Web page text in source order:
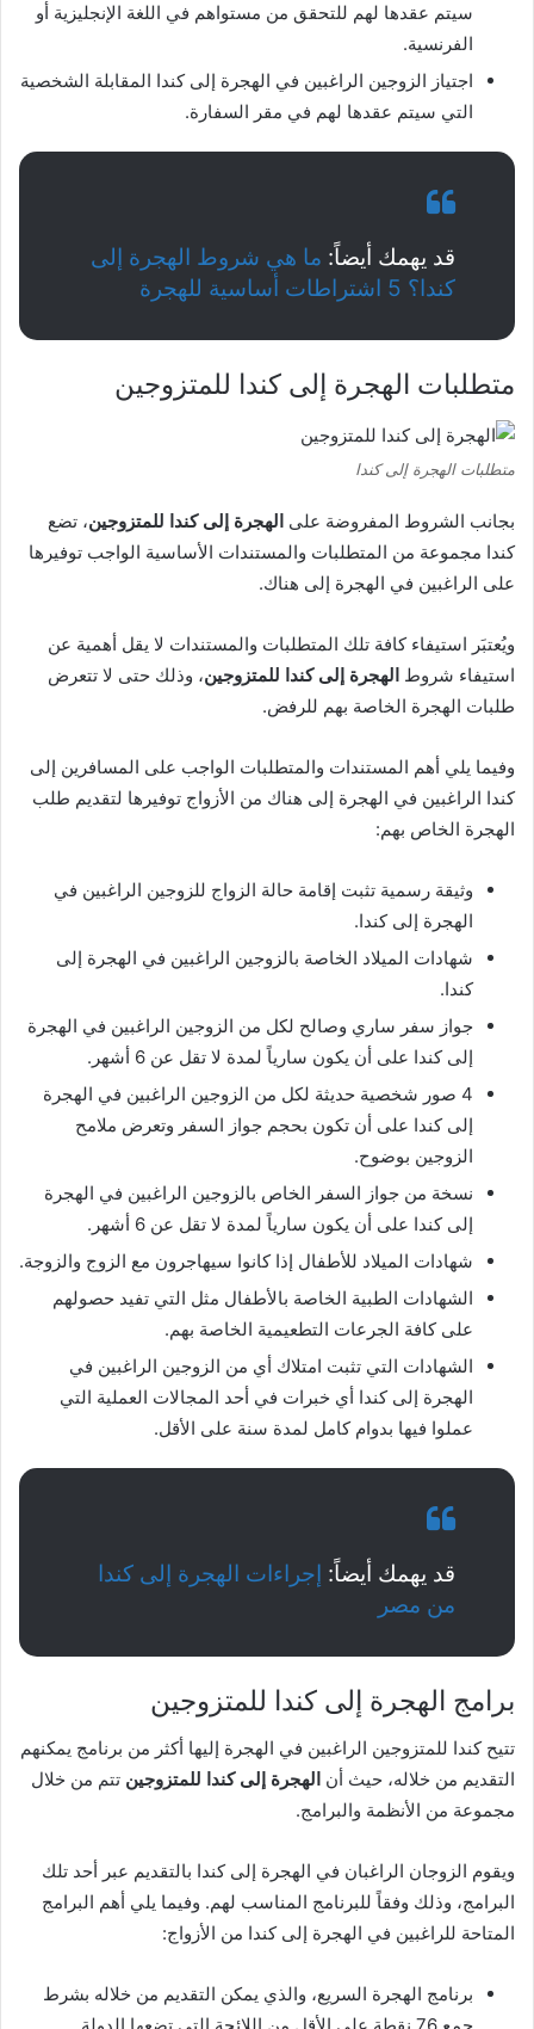
سيتم عقدها لهم للتحقق من مستواهم في اللغة الإنجليزية أو
الفرنسية.
اجتياز الزوجين الراغبين في الهجرة إلى كندا المقابلة الشخصية
التي سيتم عقدها لهم في مقر السفارة.
قد يهمك أيضاً: ما هي شروط الهجرة إلى
كندا؟ 5 اشتراطات أساسية للهجرة
متطلبات الهجرة إلى كندا للمتزوجين
متطلبات الهجرة إلى كندا
بجانب الشروط المفروضة على الهجرة إلى كندا للمتزوجين، تضع
كندا مجموعة من المتطلبات والمستندات الأساسية الواجب توفيرها
على الراغبين في الهجرة إلى هناك.
ويُعتبَر استيفاء كافة تلك المتطلبات والمستندات لا يقل أهمية عن
استيفاء شروط الهجرة إلى كندا للمتزوجين، وذلك حتى لا تتعرض
طلبات الهجرة الخاصة بهم للرفض.
وفيما يلي أهم المستندات والمتطلبات الواجب على المسافرين إلى
كندا الراغبين في الهجرة إلى هناك من الأزواج توفيرها لتقديم طلب
الهجرة الخاص بهم:
وثيقة رسمية تثبت إقامة حالة الزواج للزوجين الراغبين في
الهجرة إلى كندا.
شهادات الميلاد الخاصة بالزوجين الراغبين في الهجرة إلى
كندا.
جواز سفر ساري وصالح لكل من الزوجين الراغبين في الهجرة
إلى كندا على أن يكون سارياً لمدة لا تقل عن 6 أشهر.
4 صور شخصية حديثة لكل من الزوجين الراغبين في الهجرة
إلى كندا على أن تكون بحجم جواز السفر وتعرض ملامح
الزوجين بوضوح.
نسخة من جواز السفر الخاص بالزوجين الراغبين في الهجرة
إلى كندا على أن يكون سارياً لمدة لا تقل عن 6 أشهر.
شهادات الميلاد للأطفال إذا كانوا سيهاجرون مع الزوج والزوجة.
الشهادات الطبية الخاصة بالأطفال مثل التي تفيد حصولهم
على كافة الجرعات التطعيمية الخاصة بهم.
الشهادات التي تثبت امتلاك أي من الزوجين الراغبين في
الهجرة إلى كندا أي خبرات في أحد المجالات العملية التي
عملوا فيها بدوام كامل لمدة سنة على الأقل.
قد يهمك أيضاً: إجراءات الهجرة إلى كندا
من مصر
برامج الهجرة إلى كندا للمتزوجين
تتيح كندا للمتزوجين الراغبين في الهجرة إليها أكثر من برنامج يمكنهم
التقديم من خلاله، حيث أن الهجرة إلى كندا للمتزوجين تتم من خلال
مجموعة من الأنظمة والبرامج.
ويقوم الزوجان الراغبان في الهجرة إلى كندا بالتقديم عبر أحد تلك
البرامج، وذلك وفقاً للبرنامج المناسب لهم. وفيما يلي أهم البرامج
المتاحة للراغبين في الهجرة إلى كندا من الأزواج:
برنامج الهجرة السريع، والذي يمكن التقديم من خلاله بشرط
جمع 76 نقطة على الأقل من اللائحة التي تضعها الدولة